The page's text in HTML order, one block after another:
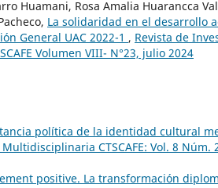
Huamani, Rosa Amalia Huarancca
La solidaridad en el desarrollo
General UAC 2022-1 , Revista de
Volumen VIII- N°23, julio 2024
política de la identidad cultural
CTSCAFE: Vol. 8 Núm.
positive. La transformación